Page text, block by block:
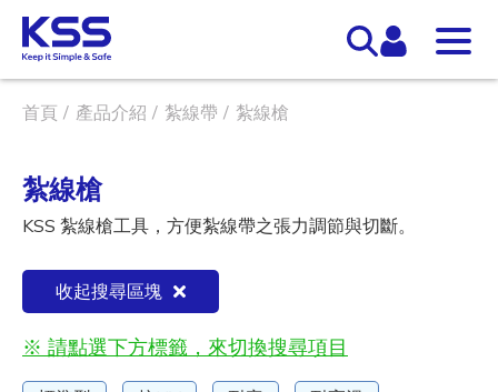
首頁 產品介紹 紮線帶 紮線槍
紮線槍
KSS 紮線槍工具，方便紮線帶之張力調節與切斷。
收起搜尋區塊
※ 請點選下方標籤，來切換搜尋項目